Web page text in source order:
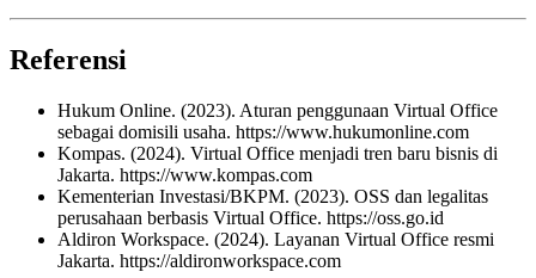
Referensi
Hukum Online. (2023). Aturan penggunaan Virtual Office
sebagai domisili usaha. https://www.hukumonline.com
Kompas. (2024). Virtual Office menjadi tren baru bisnis di
Jakarta. https://www.kompas.com
Kementerian Investasi/BKPM. (2023). OSS dan legalitas
perusahaan berbasis Virtual Office. https://oss.go.id
Aldiron Workspace. (2024). Layanan Virtual Office resmi
Jakarta. https://aldironworkspace.com